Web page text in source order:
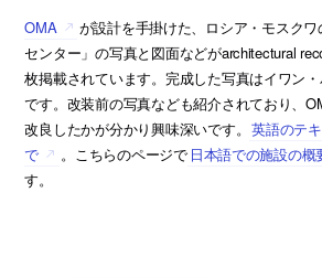
OMA
が設計を手掛けた、ロシア・モスク
センター」の写真と図面などがarchitectural
枚掲載されています。完成した写真はイワン
です。改装前の写真なども紹介されており、
改良したかが分かり興味深いです。 英語のテ
で
。こちらのページで 日本語での施設の概
す。